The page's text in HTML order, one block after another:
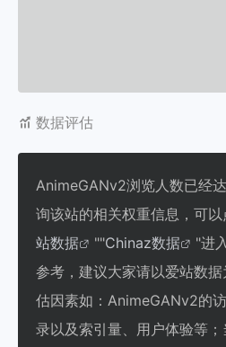
数据评估
AnimeGANv2浏览人数已经
询该站的相关权重信息，可
站数据
""Chinaz数据
"进
参考，建议大家请以爱站数
估因素如：AnimeGANv2的
录以及索引量、用户体验等